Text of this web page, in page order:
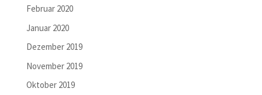
Februar 2020
Januar 2020
Dezember 2019
November 2019
Oktober 2019